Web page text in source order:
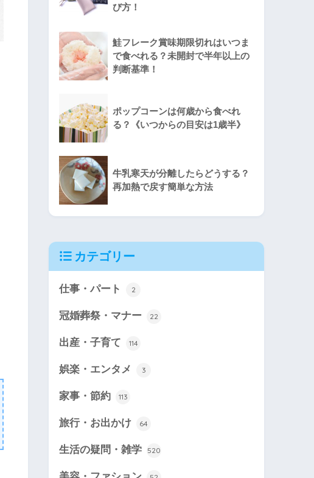
び方！
鮭フレーク賞味期限切れはいつま
で食べれる？未開封で半年以上の
判断基準！
ポップコーンは何歳から食べれ
る？《いつからの目安は1歳半》
牛乳寒天が分離したらどうする？
再加熱で戻す簡単な方法
カテゴリー
仕事・パート 2
冠婚葬祭・マナー 22
出産・子育て 114
娯楽・エンタメ 3
家事・節約 113
旅行・お出かけ 64
生活の疑問・雑学 520